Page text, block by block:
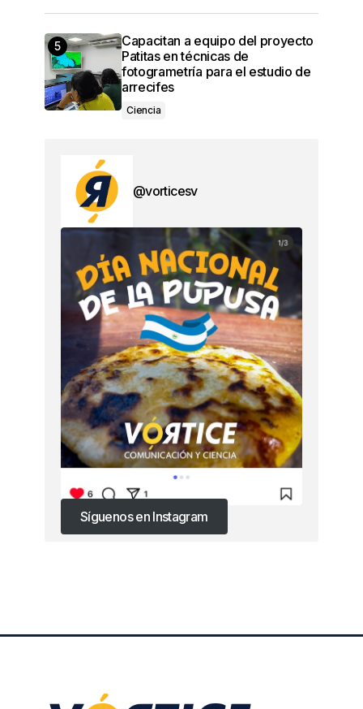
Capacitan a equipo del proyecto
Patitas en técnicas de
fotogrametría para el estudio de
arrecifes
Ciencia
@vorticesv
Síguenos en Instagram